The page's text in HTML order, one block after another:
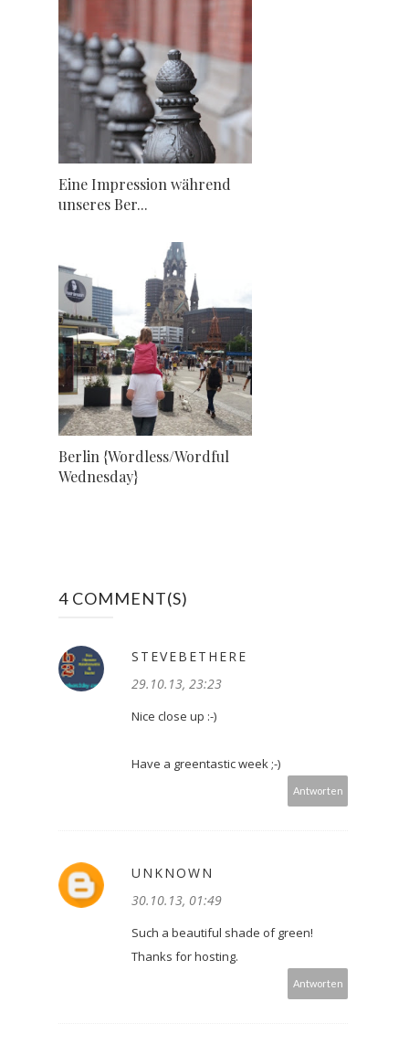
Eine Impression während
unseres Ber...
Berlin {Wordless/Wordful
Wednesday}
4 COMMENT(S)
STEVEBETHERE
29.10.13, 23:23
Nice close up :-)
Have a greentastic week ;-)
Antworten
UNKNOWN
30.10.13, 01:49
Such a beautiful shade of green!
Thanks for hosting.
Antworten